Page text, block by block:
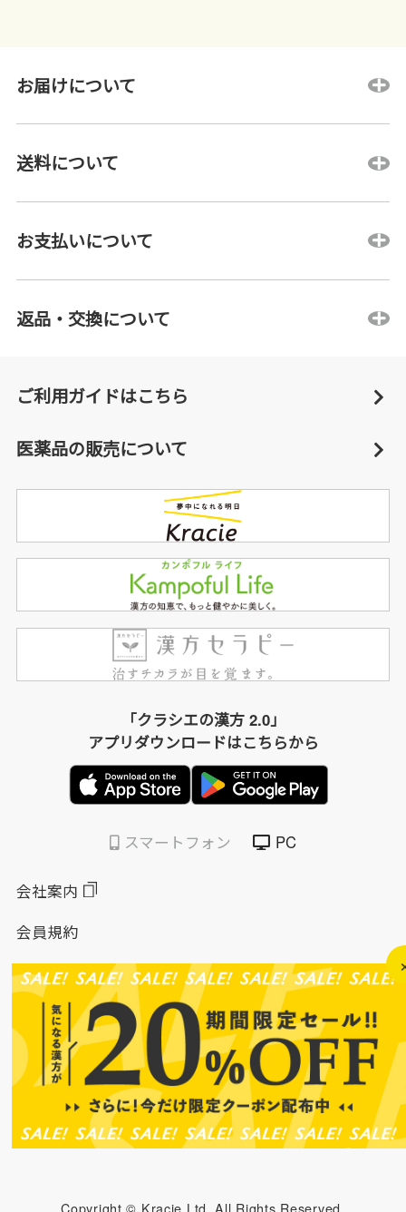
お届けについて
送料について
お支払いについて
返品・交換について
ご利用ガイドはこちら
医薬品の販売について
「クラシエの漢方 2.0」
アプリダウンロードはこちらから
スマートフォン PC
会社案内
会員規約
個人情報保護方針
特定商取引法に基づく表示
このサイトについて
ソーシャルメディアポリシー
ソーシャルメディア規約
Copyright © Kracie,Ltd. All Rights Reserved.